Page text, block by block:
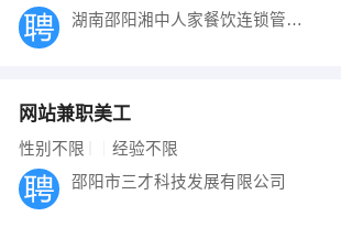
湖南邵阳湘中人家餐饮连锁管理有限公司
网站兼职美工
性别不限 经验不限
邵阳市三才科技发展有限公司